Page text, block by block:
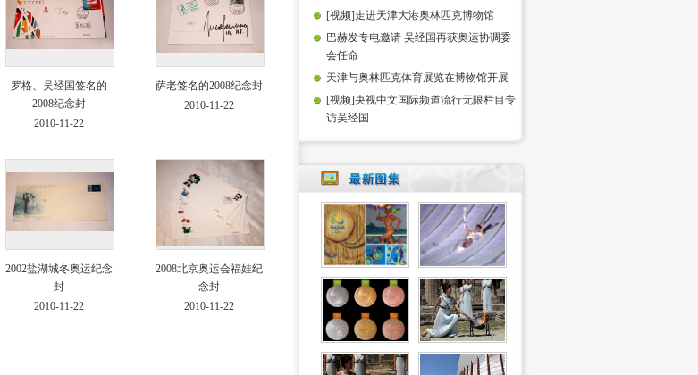
罗格、吴经国签名的
2008纪念封
2010-11-22
萨老签名的2008纪念封
2010-11-22
2002盐湖城冬奥运纪念
封
2010-11-22
2008北京奥运会福娃纪
念封
2010-11-22
[视频]走进天津大港奥林匹克博物馆
巴赫发专电邀请 吴经国再获奥运协调委
会任命
天津与奥林匹克体育展览在博物馆开展
[视频]央视中文国际频道流行无限栏目专
访吴经国